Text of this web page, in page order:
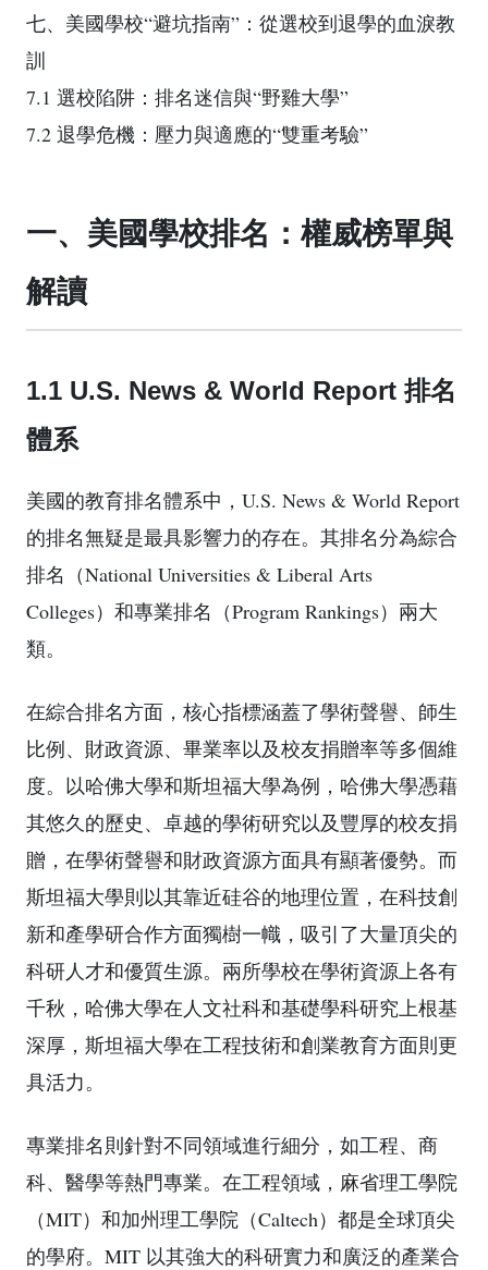
七、美國學校“避坑指南”：從選校到退學的血淚教
訓
7.1 選校陷阱：排名迷信與“野雞大學”
7.2 退學危機：壓力與適應的“雙重考驗”
一、美國學校排名：權威榜單與
解讀
1.1 U.S. News & World Report 排名
體系
美國的教育排名體系中，U.S. News & World Report
的排名無疑是最具影響力的存在。其排名分為綜合
排名（National Universities & Liberal Arts
Colleges）和專業排名（Program Rankings）兩大
類。
在綜合排名方面，核心指標涵蓋了學術聲譽、師生
比例、財政資源、畢業率以及校友捐贈率等多個維
度。以哈佛大學和斯坦福大學為例，哈佛大學憑藉
其悠久的歷史、卓越的學術研究以及豐厚的校友捐
贈，在學術聲譽和財政資源方面具有顯著優勢。而
斯坦福大學則以其靠近硅谷的地理位置，在科技創
新和產學研合作方面獨樹一幟，吸引了大量頂尖的
科研人才和優質生源。兩所學校在學術資源上各有
千秋，哈佛大學在人文社科和基礎學科研究上根基
深厚，斯坦福大學在工程技術和創業教育方面則更
具活力。
專業排名則針對不同領域進行細分，如工程、商
科、醫學等熱門專業。在工程領域，麻省理工學院
（MIT）和加州理工學院（Caltech）都是全球頂尖
的學府。MIT 以其強大的科研實力和廣泛的產業合